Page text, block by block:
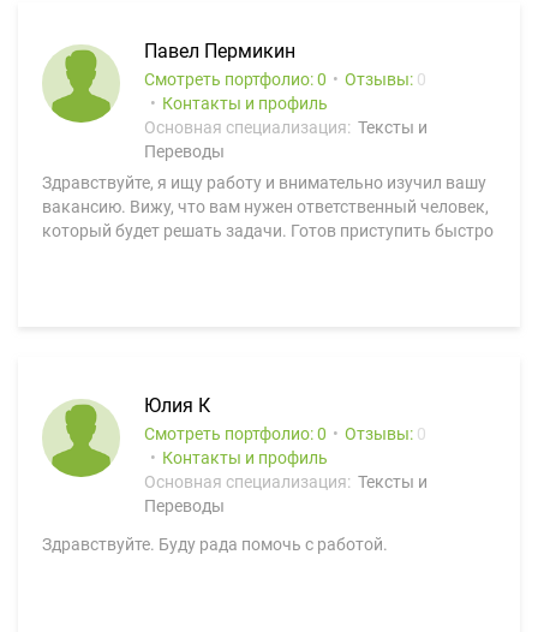
Павел Пермикин
Смотреть портфолио: 0 Отзывы: 0
Контакты и профиль
Основная специализация: Тексты и
Переводы
Здравствуйте, я ищу работу и внимательно изучил вашу
вакансию. Вижу, что вам нужен ответственный человек,
который будет решать задачи. Готов приступить быстро
Юлия К
Смотреть портфолио: 0 Отзывы: 0
Контакты и профиль
Основная специализация: Тексты и
Переводы
Здравствуйте. Буду рада помочь с работой.